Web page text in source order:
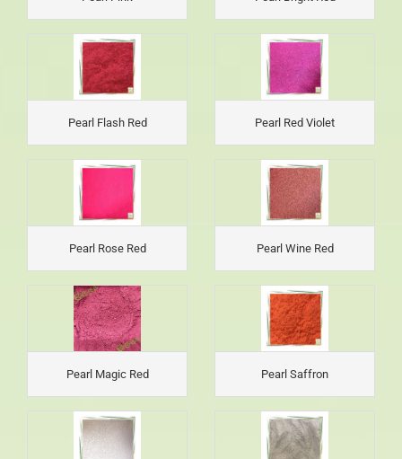
Pearl Flash Red Pearl Red Violet
Pearl Rose Red Pearl Wine Red
Pearl Magic Red Pearl Saffron